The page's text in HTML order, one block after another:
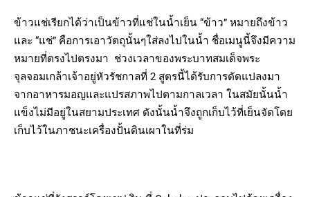
ข้าวแช่เรียกได้ว่าเป็นข้าวที่แช่ในน้ำเย็น “ข้าว” หมายถึงข้าว
และ “แช่” คือการเอาวัตถุนั้นๆใส่ลงไปในน้ำ ชื่อเมนูนี้จึงมีความ
หมายที่ตรงไปตรงมา ช่วงเวลาของพระบาทสมเด็จพระ
จุลจอมเกล้าเจ้าอยู่หัวรัชกาลที่ 2 สูตรนี้ได้รับการดัดแปลงมา
จากอาหารมอญและแปรสภาพไปตามกาลเวลา ในสมัยนั้นน้ำ
แข็งไม่มีอยู่ในสยามประเทศ ดังนั้นน้ำจึงถูกเก็บไว้ที่เย็นจัดโดย
เก็บไว้ในภาชนะเครื่องปั้นดินเผาในที่ร่ม